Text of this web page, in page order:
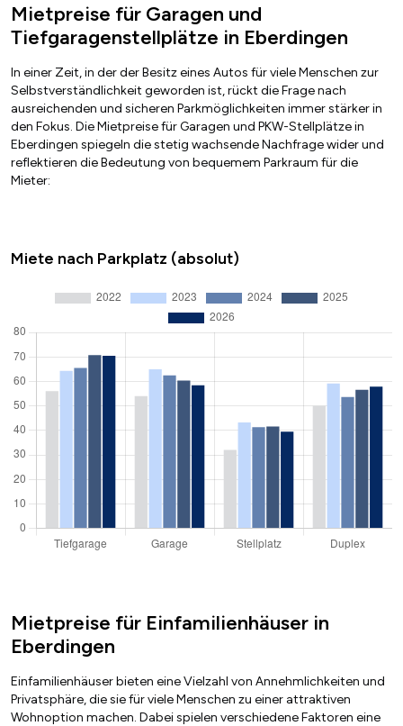
Mietpreise für Garagen und
Tiefgaragenstellplätze in Eberdingen
In einer Zeit, in der der Besitz eines Autos für viele Menschen zur
Selbstverständlichkeit geworden ist, rückt die Frage nach
ausreichenden und sicheren Parkmöglichkeiten immer stärker in
den Fokus. Die Mietpreise für Garagen und PKW-Stellplätze in
Eberdingen spiegeln die stetig wachsende Nachfrage wider und
reflektieren die Bedeutung von bequemem Parkraum für die
Mieter:
Miete nach Parkplatz (absolut)
Mietpreise für Einfamilienhäuser in
Eberdingen
Einfamilienhäuser bieten eine Vielzahl von Annehmlichkeiten und
Privatsphäre, die sie für viele Menschen zu einer attraktiven
Wohnoption machen. Dabei spielen verschiedene Faktoren eine